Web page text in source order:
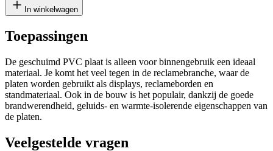
In winkelwagen
Toepassingen
De geschuimd PVC plaat is alleen voor binnengebruik een ideaal
materiaal. Je komt het veel tegen in de reclamebranche, waar de
platen worden gebruikt als displays, reclameborden en
standmateriaal. Ook in de bouw is het populair, dankzij de goede
brandwerendheid, geluids- en warmte-isolerende eigenschappen van
de platen.
Veelgestelde vragen